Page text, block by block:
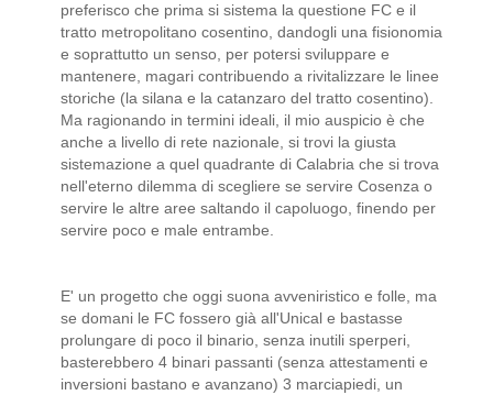
preferisco che prima si sistema la questione FC e il
tratto metropolitano cosentino, dandogli una fisionomia
e soprattutto un senso, per potersi sviluppare e
mantenere, magari contribuendo a rivitalizzare le linee
storiche (la silana e la catanzaro del tratto cosentino).
Ma ragionando in termini ideali, il mio auspicio è che
anche a livello di rete nazionale, si trovi la giusta
sistemazione a quel quadrante di Calabria che si trova
nell'eterno dilemma di scegliere se servire Cosenza o
servire le altre aree saltando il capoluogo, finendo per
servire poco e male entrambe.
E' un progetto che oggi suona avveniristico e folle, ma
se domani le FC fossero già all'Unical e bastasse
prolungare di poco il binario, senza inutili sperperi,
basterebbero 4 binari passanti (senza attestamenti e
inversioni bastano e avanzano) 3 marciapiedi, un